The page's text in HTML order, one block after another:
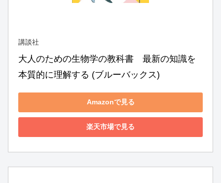
講談社
大人のための生物学の教科書　最新の知識を
本質的に理解する (ブルーバックス)
Amazonで見る
楽天市場で見る